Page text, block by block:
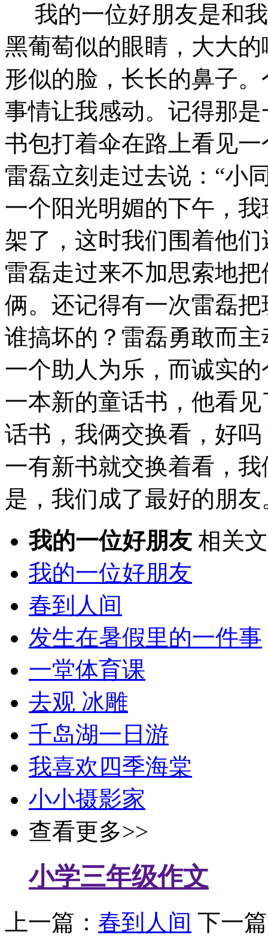
我的一位好朋友是和
黑葡萄似的眼睛，大大
形似的脸，长长的鼻子
事情让我感动。记得那
书包打着伞在路上看见
雷磊立刻走过去说：“小
一个阳光明媚的下午，
架了，这时我们围着他
雷磊走过来不加思索地
俩。还记得有一次雷磊
谁搞坏的？雷磊勇敢而
一个助人为乐，而诚实
一本新的童话书，他看
话书，我俩交换看，好
一有新书就交换着看，
是，我们成了最好的朋友
我的一位好朋友 相关
我的一位好朋友
春到人间
发生在暑假里的一件事
一堂体育课
去观 冰雕
千岛湖一日游
我喜欢四季海棠
小小摄影家
查看更多>>
小学三年级作文
上一篇： 春到人间 下一